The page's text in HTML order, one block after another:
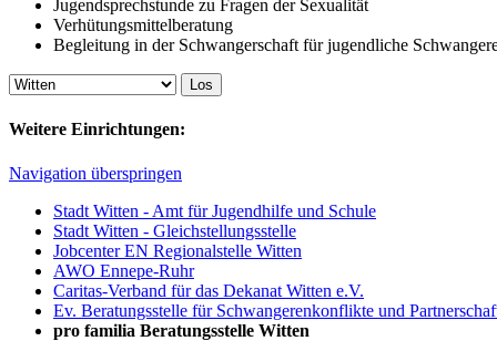
Jugendsprechstunde zu Fragen der Sexualität
Verhütungsmittelberatung
Begleitung in der Schwangerschaft für jugendliche
Weitere Einrichtungen:
Navigation überspringen
Stadt Witten - Amt für Jugendhilfe und Schule
Stadt Witten - Gleichstellungsstelle
Jobcenter EN Regionalstelle Witten
AWO Ennepe-Ruhr
Caritas-Verband für das Dekanat Witten e.V.
Ev. Beratungsstelle für Schwangerenkonflikte und
pro familia Beratungsstelle Witten